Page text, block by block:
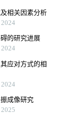
相关因素分析
的研究进展
应对方式的相
成像研究